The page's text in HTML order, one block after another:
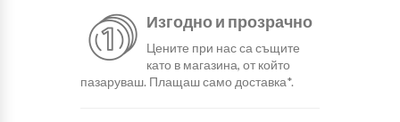
Изгодно и прозрачно
Цените при нас са същите
като в магазина, от който
пазаруваш. Плащаш само доставка*.